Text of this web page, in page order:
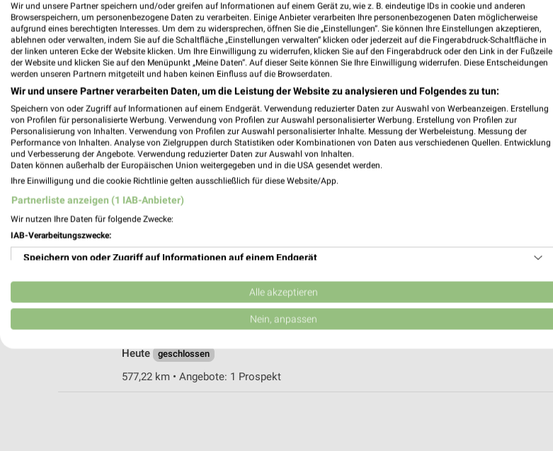
KRAUS Kempten
Sandstr. 8-10
576,94 km • Angebote: 1 Prospekt
MediaMarkt Saturn Kempten/Allgäu
87435 Kempten/Allgäu
Heute
geschlossen
577,22 km • Angebote: 1 Prospekt
Wir und unsere Partner speichern und/oder greifen auf Informationen auf einem Gerät zu, wie z. B. eindeutige IDs in cookie und anderen
Browserspeichern, um personenbezogene Daten zu verarbeiten. Einige Anbieter verarbeiten Ihre personenbezogenen Daten möglicherweise
aufgrund eines berechtigten Interesses. Um dem zu widersprechen, öffnen Sie die „Einstellungen“. Sie können Ihre Einstellungen akzeptieren,
ablehnen oder verwalten, indem Sie auf die Schaltfläche „Einstellungen verwalten“ klicken oder jederzeit auf die Fingerabdruck-Schaltfläche in
der linken unteren Ecke der Website klicken. Um Ihre Einwilligung zu widerrufen, klicken Sie auf den Fingerabdruck oder den Link in der Fußzeile
der Website und klicken Sie auf den Menüpunkt „Meine Daten“. Auf dieser Seite können Sie Ihre Einwilligung widerrufen. Diese Entscheidungen
werden unseren Partnern mitgeteilt und haben keinen Einfluss auf die Browserdaten.
Wir und unsere Partner verarbeiten Daten, um die Leistung der Website zu analysieren und Folgendes zu tun:
Speichern von oder Zugriff auf Informationen auf einem Endgerät. Verwendung reduzierter Daten zur Auswahl von Werbeanzeigen. Erstellung
von Profilen für personalisierte Werbung. Verwendung von Profilen zur Auswahl personalisierter Werbung. Erstellung von Profilen zur
Personalisierung von Inhalten. Verwendung von Profilen zur Auswahl personalisierter Inhalte. Messung der Werbeleistung. Messung der
Performance von Inhalten. Analyse von Zielgruppen durch Statistiken oder Kombinationen von Daten aus verschiedenen Quellen. Entwicklung
und Verbesserung der Angebote. Verwendung reduzierter Daten zur Auswahl von Inhalten.
Daten können außerhalb der Europäischen Union weitergegeben und in die USA gesendet werden.
Ihre Einwilligung und die cookie Richtlinie gelten ausschließlich für diese Website/App.
Partnerliste anzeigen (1 IAB-Anbieter)
Wir nutzen Ihre Daten für folgende Zwecke:
IAB-Verarbeitungszwecke:
Speichern von oder Zugriff auf Informationen auf einem Endgerät
Verwendung reduzierter Daten zur Auswahl von Werbeanzeigen
Erstellung von Profilen für personalisierte Werbung
Erstellung von Profilen zur Personalisierung von Inhalten
Alle akzeptieren
Nein, anpassen